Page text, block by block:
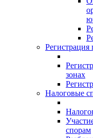
зонах
Налоговые
спорам